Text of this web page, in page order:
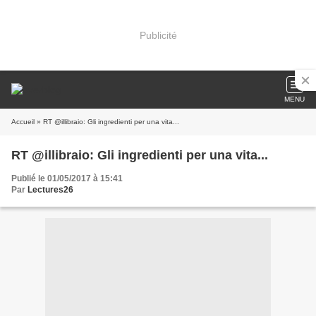
Publicité
MENU
Accueil » RT @illibraio: Gli ingredienti per una vita...
RT @illibraio: Gli ingredienti per una vita...
Publié le 01/05/2017 à 15:41
Par Lectures26